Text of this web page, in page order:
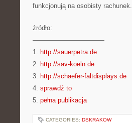
funkcjonują na osobisty rachunek.
źródło:
———————————
1. http://sauerpetra.de
2. http://sav-koeln.de
3. http://schaefer-faltdisplays.de
4. sprawdź to
5. pełna publikacja
CATEGORIES: DSKRAKOW